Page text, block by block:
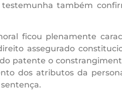
testemunha também
ficou plenamente
assegurado
patente o
dos atributos da